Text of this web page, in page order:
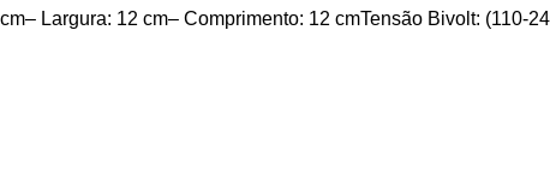
Largura: 12 cm– Comprimento: 12 cmTensão Bivolt: (110-